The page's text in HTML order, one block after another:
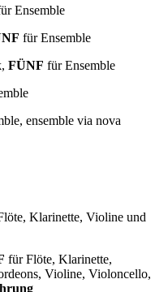
Ensemble
für Ensemble
FÜNF für Ensemble
ensemble via nova
Klarinette, Violine und
für Flöte, Klarinette,
Violine, Violoncello,